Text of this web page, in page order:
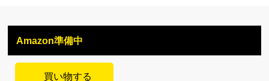
Amazon準備中
買い物する